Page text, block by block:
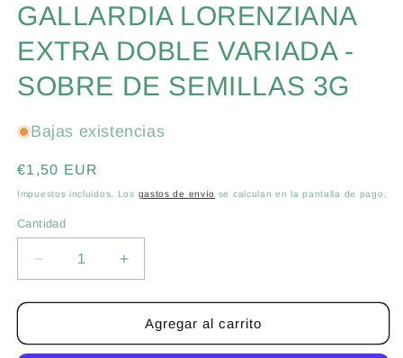
multimedia
1
en
una
modal
GALLARDIA LORENZIANA
EXTRA DOBLE VARIADA -
SOBRE DE SEMILLAS 3G
Bajas existencias
Precio
habitual
€1,50 EUR
Impuestos incluidos. Los gastos de envío se calculan en la pantalla de pago.
Cantidad
Cantidad
Reducir
cantidad
para
LORENZIANA
Aumentar
cantidad
para
GALLARDIA
LORENZIANA
Agregar al carrito